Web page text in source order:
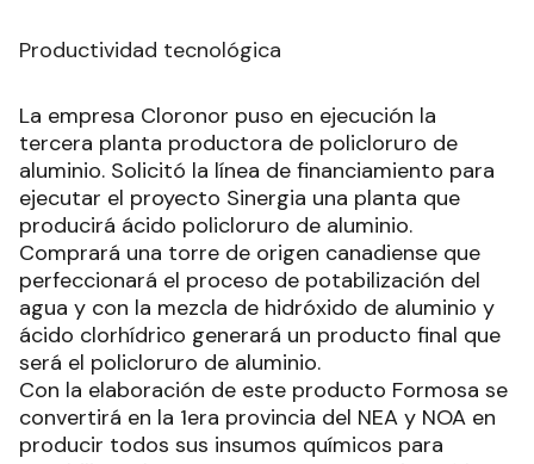
Productividad tecnológica
La empresa Cloronor puso en ejecución la
tercera planta productora de policloruro de
aluminio. Solicitó la línea de financiamiento para
ejecutar el proyecto Sinergia una planta que
producirá ácido policloruro de aluminio.
Comprará una torre de origen canadiense que
perfeccionará el proceso de potabilización del
agua y con la mezcla de hidróxido de aluminio y
ácido clorhídrico generará un producto final que
será el policloruro de aluminio.
Con la elaboración de este producto Formosa se
convertirá en la 1era provincia del NEA y NOA en
producir todos sus insumos químicos para